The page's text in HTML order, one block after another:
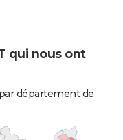
qui nous ont
département de